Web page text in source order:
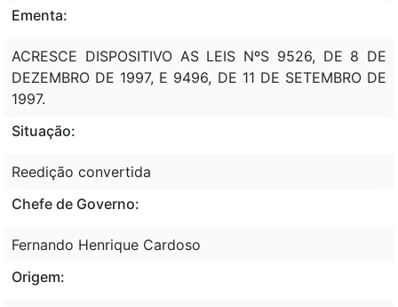
Ementa:
ACRESCE DISPOSITIVO AS LEIS NºS 9526, DE 8 DE
DEZEMBRO DE 1997, E 9496, DE 11 DE SETEMBRO DE
1997.
Situação:
Reedição convertida
Chefe de Governo:
Fernando Henrique Cardoso
Origem: